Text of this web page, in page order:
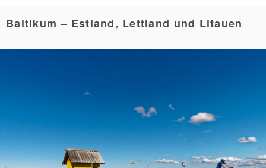
Baltikum – Estland, Lettland und Litauen